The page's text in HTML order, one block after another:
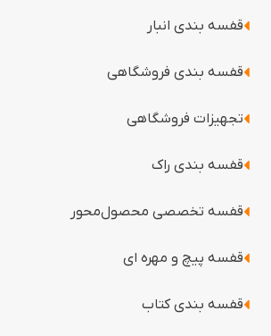
قفسه بندی انبار
قفسه بندی فروشگاهی
تجهیزات فروشگاهی
قفسه بندی راک
قفسه‌ تخصصی محصول‌محور
قفسه پیچ و مهره ای
قفسه‌ بندی کتاب